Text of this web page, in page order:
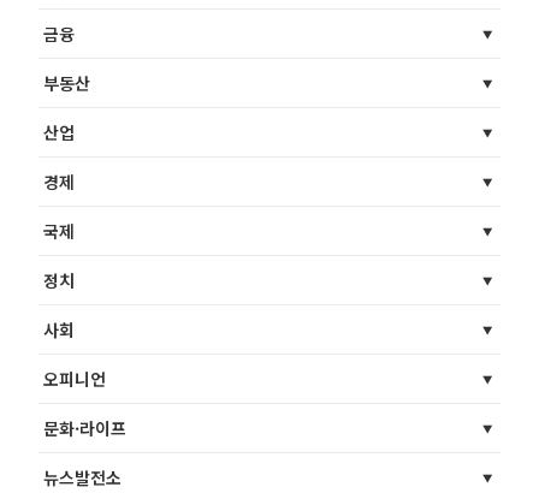
금융
부동산
산업
경제
국제
정치
사회
오피니언
문화·라이프
뉴스발전소